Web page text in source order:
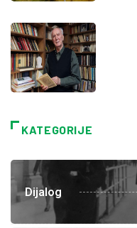
KATEGORIJE
Dijalog